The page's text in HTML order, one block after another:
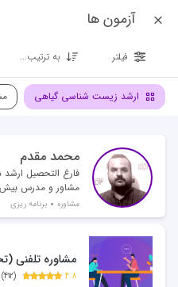
آزمون ها
فیلتر به ترتیب...
ارشد زیست شناسی گیاهی
محمد مقدم
فارغ التحصیل
بیش از 500 رتبه دو رقمی
مشاوره برنامه ریزی
مشاوره تلفنی
4.8
(
412
)